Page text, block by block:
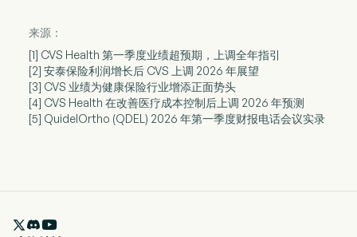
来源：
[1] CVS Health 第一季度业绩超预期，上调全年指引
[2] 安泰保险利润增长后 CVS 上调 2026 年展望
[3] CVS 业绩为健康保险行业增添正面势头
[4] CVS Health 在改善医疗成本控制后上调 2026 年预测
[5] QuidelOrtho (QDEL) 2026 年第一季度财报电话会议实录
